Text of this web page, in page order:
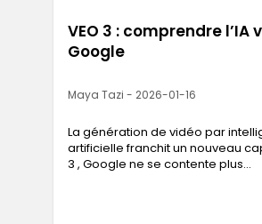
VEO 3 : comprendre l’IA
Google
Maya Tazi - 2026-01-16
La génération de vidéo par
artificielle franchit un nouveau
3 , Google ne se contente plus